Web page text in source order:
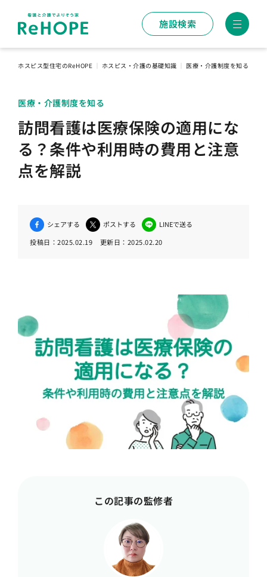
施設検索
ホスピス型住宅のReHOPE ホスピス・介護の基礎知識 医療・介護制度を知る
医療・介護制度を知る
訪問看護は医療保険の適用にな
る？条件や利用時の費用と注意
点を解説
シェアする ポストする
LINEで送る
投稿日： 2025.02.19 更新日： 2025.02.20
この記事の監修者